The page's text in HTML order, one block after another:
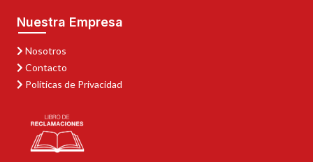
Nuestra Empresa
Nosotros
Contacto
Políticas de Privacidad